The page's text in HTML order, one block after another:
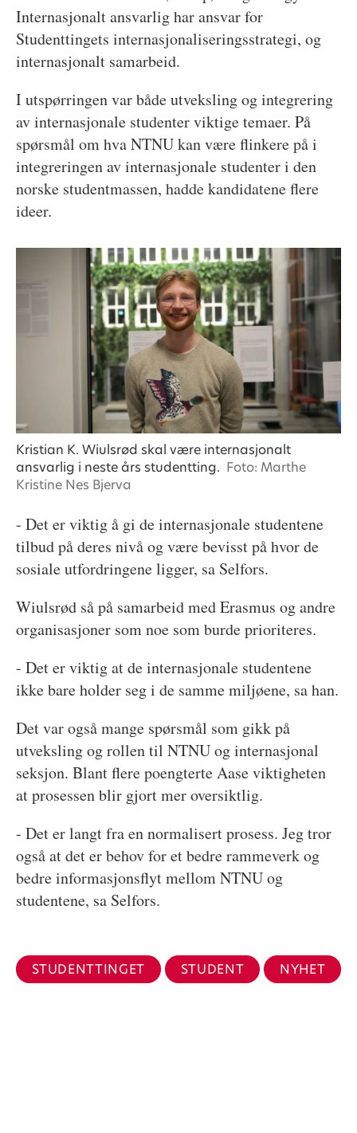
Internasjonalt ansvarlig har ansvar for
Studenttingets internasjonaliseringsstrategi, og
internasjonalt samarbeid.
I utspørringen var både utveksling og integrering
av internasjonale studenter viktige temaer. På
spørsmål om hva NTNU kan være flinkere på i
integreringen av internasjonale studenter i den
norske studentmassen, hadde kandidatene flere
ideer.
Kristian K. Wiulsrød skal være internasjonalt
ansvarlig i neste års studentting. Foto: Marthe
Kristine Nes Bjerva
- Det er viktig å gi de internasjonale studentene
tilbud på deres nivå og være bevisst på hvor de
sosiale utfordringene ligger, sa Selfors.
Wiulsrød så på samarbeid med Erasmus og andre
organisasjoner som noe som burde prioriteres.
- Det er viktig at de internasjonale studentene
ikke bare holder seg i de samme miljøene, sa han.
Det var også mange spørsmål som gikk på
utveksling og rollen til NTNU og internasjonal
seksjon. Blant flere poengterte Aase viktigheten
at prosessen blir gjort mer oversiktlig.
- Det er langt fra en normalisert prosess. Jeg tror
også at det er behov for et bedre rammeverk og
bedre informasjonsflyt mellom NTNU og
studentene, sa Selfors.
STUDENTTINGET STUDENT NYHET